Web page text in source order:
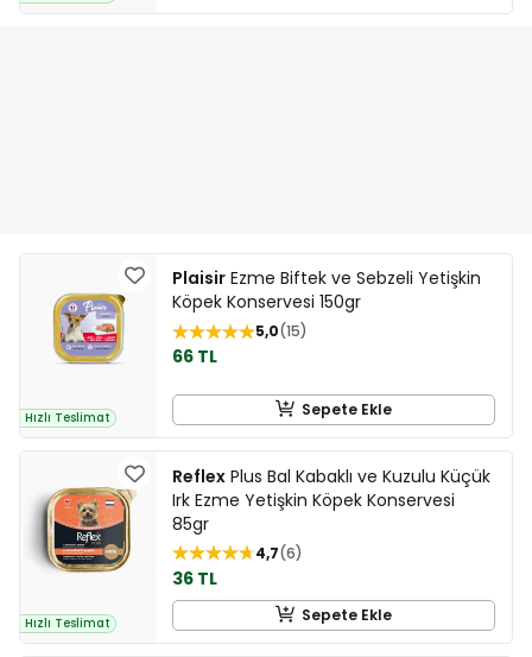
Hızlı Teslimat
Plaisir Ezme Biftek ve Sebzeli Yetişkin
Köpek Konservesi 150gr
5,0 15
66 TL
Sepete Ekle
Hızlı Teslimat
Reflex Plus Bal Kabaklı ve Kuzulu Küçük
Irk Ezme Yetişkin Köpek Konservesi
85gr
4,7 6
36 TL
Sepete Ekle